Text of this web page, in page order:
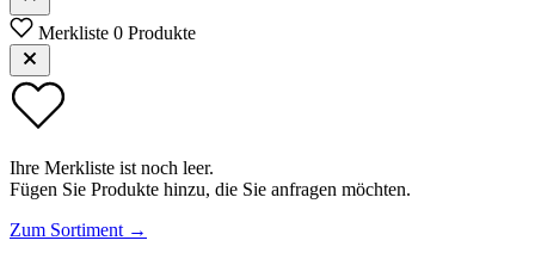
Merkliste 0 Produkte
Ihre Merkliste ist noch leer.
Fügen Sie Produkte hinzu, die Sie anfragen möchten.
Zum Sortiment →